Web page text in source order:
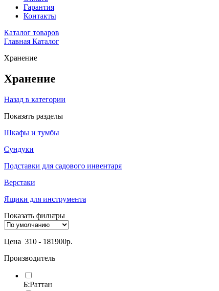
Гарантия
Контакты
Каталог товаров
Главная Каталог
Хранение
Хранение
Назад в категории
Показать разделы
Шкафы и тумбы
Сундуки
Подставки для садового инвентаря
Верстаки
Ящики для инструмента
Показать фильтры
Цена 310 - 181900р.
Производитель
Б:Раттан